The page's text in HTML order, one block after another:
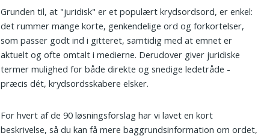
Grunden til, at "juridisk" er et populært krydsordsord, er enkel:
det rummer mange korte, genkendelige ord og forkortelser,
som passer godt ind i gitteret, samtidig med at emnet er
aktuelt og ofte omtalt i medierne. Derudover giver juridiske
termer mulighed for både direkte og snedige ledetråde -
præcis dét, krydsordsskabere elsker.
For hvert af de 90 løsningsforslag har vi lavet en kort
beskrivelse, så du kan få mere baggrundsinformation om ordet,